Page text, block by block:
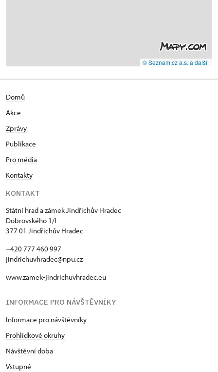
© Seznam.cz a.s. a další
Domů
Akce
Zprávy
Publikace
Pro média
Kontakty
KONTAKT
Státní hrad a zámek Jindřichův Hradec
Dobrovského 1/I
377 01 Jindřichův Hradec
+420 777 460 997
jindrichuvhradec@npu.cz
www.zamek-jindrichuvhradec.eu
INFORMACE PRO NÁVŠTĚVNÍKY
Informace pro návštěvníky
Prohlídkové okruhy
Návštěvní doba
Vstupné